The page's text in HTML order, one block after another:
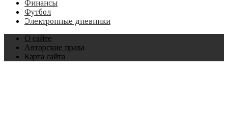
Финансы
Футбол
Электронные дневники
О сайте
Авторские права
Карта сайта